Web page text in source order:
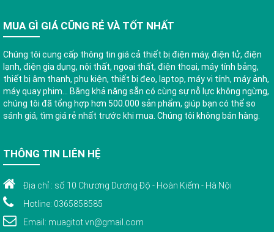
MUA GÌ GIÁ CŨNG RẺ VÀ TỐT NHẤT
Chúng tôi cung cấp thông tin giá cả thiết bị điện máy, điện tử, điện
lạnh, điện gia dụng, nội thất, ngoại thất, điện thoại, máy tính bảng,
thiết bị âm thanh, phụ kiện, thiết bị đeo, laptop, máy vi tính, máy ảnh,
máy quay phim... Bằng khả năng sẵn có cùng sự nỗ lực không ngừng,
chúng tôi đã tổng hợp hơn 500.000 sản phẩm, giúp bạn có thể so
sánh giá, tìm giá rẻ nhất trước khi mua. Chúng tôi không bán hàng.
THÔNG TIN LIÊN HỆ
Địa chỉ : số 10 Chương Dương Độ - Hoàn Kiếm - Hà Nội
Hotline: 0365858585
Email: muagitot.vn@gmail.com